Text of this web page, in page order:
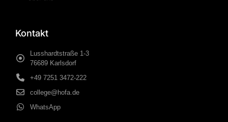
Kontakt
Lusshardtstraße 1-3
76689 Karlsdorf
+49 7251 3472-222
college@hofa.de
WhatsApp